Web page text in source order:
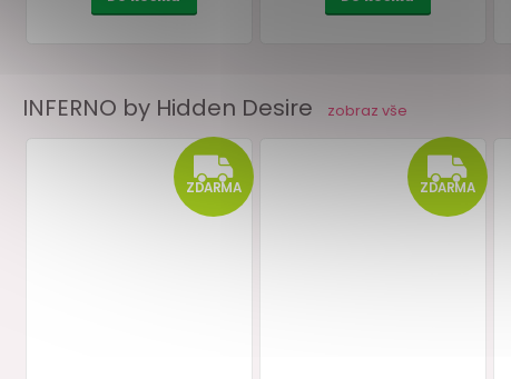
Stříkací realistické dildo s
přísavkou Squirt Extreme
Realistické dildo s varlaty
a přísavkou RealRock 6"
růžové
INFERNO by Hidden Desire zobraz vše